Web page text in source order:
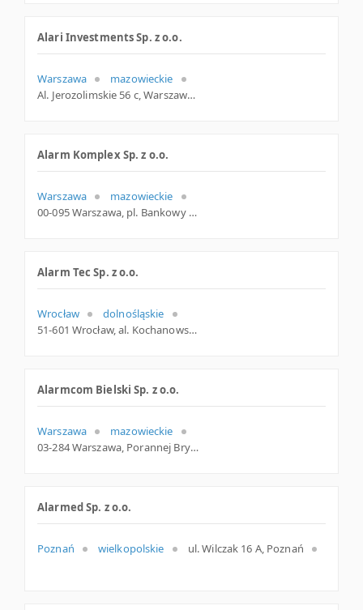
Alari Investments Sp. z o.o.
Warszawa
mazowieckie
Al. Jerozolimskie 56 c, Warszawa
Alarm Komplex Sp. z o.o.
Warszawa
mazowieckie
00-095 Warszawa, pl. Bankowy 2, woj. Mazowieckie, pow. Warszawa, gm. Warszawa
Alarm Tec Sp. z o.o.
Wrocław
dolnośląskie
51-601 Wrocław, al. Kochanowskiego 22, woj. Dolnośląskie, pow. Wrocław, gm. Wrocław
Alarmcom Bielski Sp. z o.o.
Warszawa
mazowieckie
03-284 Warszawa, Porannej Bryzy 19, woj. Mazowieckie, pow. Warszawa, gm. Warszawa
Alarmed Sp. z o.o.
Poznań wielkopolskie ul. Wilczak 16 A, Poznań